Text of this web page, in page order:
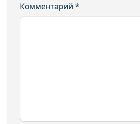
Комментарий *